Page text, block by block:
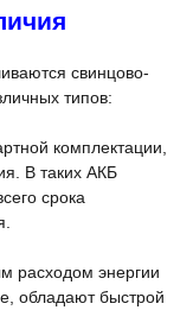
свинцово-
типов:
комплектации,
В таких АКБ
срока
расходом энергии
обладают быстрой